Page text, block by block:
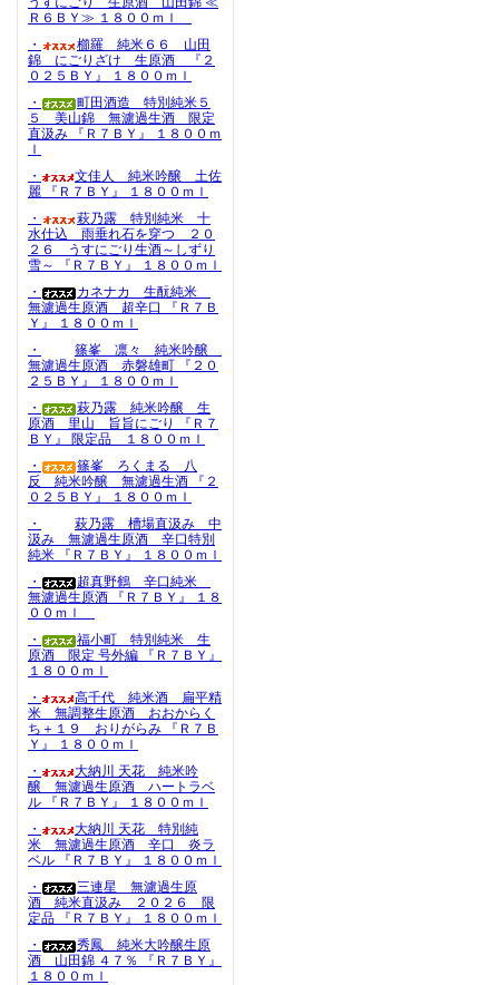
Ｒ６ＢＹ≫ １８００ｍｌ
・
櫛羅 純米６６ 山田
錦 にごりざけ 生原酒 『２
０２５ＢＹ』 １８００ｍｌ
・
町田酒造 特別純米５
５ 美山錦 無濾過生酒 限定
直汲み 『Ｒ７ＢＹ』 １８００ｍ
ｌ
・
文佳人 純米吟醸 土佐
麗 『Ｒ７ＢＹ』 １８００ｍｌ
・
萩乃露 特別純米 十
水仕込 雨垂れ石を穿つ ２０
２６ うすにごり生酒～しずり
雪～ 『Ｒ７ＢＹ』 １８００ｍｌ
・
カネナカ 生酛純米
無濾過生原酒 超辛口 『Ｒ７Ｂ
Ｙ』 １８００ｍｌ
・
篠峯 凛々 純米吟醸
無濾過生原酒 赤磐雄町 『２０
２５ＢＹ』 １８００ｍｌ
・
萩乃露 純米吟醸 生
原酒 里山 旨旨にごり 『Ｒ７
ＢＹ』 限定品 １８００ｍｌ
・
篠峯 ろくまる 八
反 純米吟醸 無濾過生酒 『２
０２５ＢＹ』 １８００ｍｌ
・
萩乃露 槽場直汲み 中
汲み 無濾過生原酒 辛口特別
純米 『Ｒ７ＢＹ』 １８００ｍｌ
・
超真野鶴 辛口純米
無濾過生原酒 『Ｒ７ＢＹ』 １８
００ｍｌ
・
福小町 特別純米 生
原酒 限定 号外編 『Ｒ７ＢＹ』
１８００ｍｌ
・
高千代 純米酒 扁平精
米 無調整生原酒 おおからく
ち＋１９ おりがらみ 『Ｒ７Ｂ
Ｙ』 １８００ｍｌ
・
大納川 天花 純米吟
醸 無濾過生原酒 ハートラベ
ル 『Ｒ７ＢＹ』 １８００ｍｌ
・
大納川 天花 特別純
米 無濾過生原酒 辛口 炎ラ
ベル 『Ｒ７ＢＹ』 １８００ｍｌ
・
三連星 無濾過生原
酒 純米直汲み ２０２６ 限
定品 『Ｒ７ＢＹ』 １８００ｍｌ
・
秀鳳 純米大吟醸生原
酒 山田錦 ４７％ 『Ｒ７ＢＹ』
１８００ｍｌ